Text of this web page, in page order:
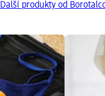
Další produkty od